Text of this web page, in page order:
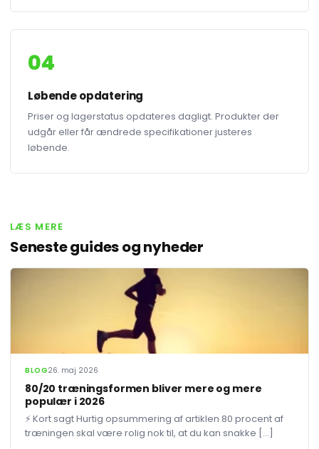
04
Løbende opdatering
Priser og lagerstatus opdateres dagligt. Produkter der
udgår eller får ændrede specifikationer justeres
løbende.
LÆS MERE
Seneste guides og nyheder
BLOG26. maj 2026
80/20 træningsformen bliver mere og mere
populær i 2026
⚡ Kort sagt Hurtig opsummering af artiklen 80 procent af
træningen skal være rolig nok til, at du kan snakke […]